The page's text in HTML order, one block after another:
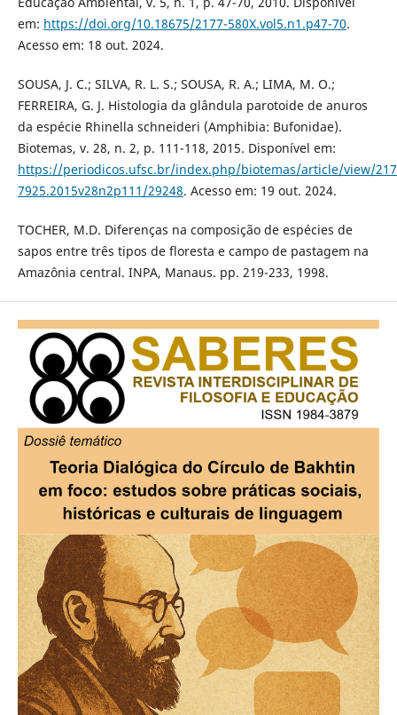
em: https://doi.org/10.18675/2177-580X.vol5.n1.p47-70.
Acesso em: 18 out. 2024.
SOUSA, J. C.; SILVA, R. L. S.; SOUSA, R. A.; LIMA, M. O.;
FERREIRA, G. J. Histologia da glândula parotoide de anuros
da espécie Rhinella schneideri (Amphibia: Bufonidae).
Biotemas, v. 28, n. 2, p. 111-118, 2015. Disponível em:
https://periodicos.ufsc.br/index.php/biotemas/article/view/
7925.2015v28n2p111/29248. Acesso em: 19 out. 2024.
TOCHER, M.D. Diferenças na composição de espécies de
sapos entre três tipos de floresta e campo de pastagem na
Amazônia central. INPA, Manaus. pp. 219-233, 1998.